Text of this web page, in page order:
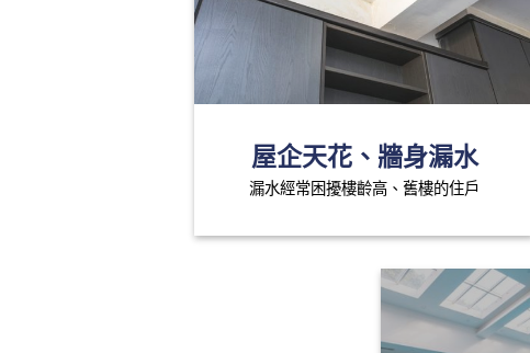
屋企天花、牆身漏水
漏水經常困擾樓齡高、舊樓的住戶